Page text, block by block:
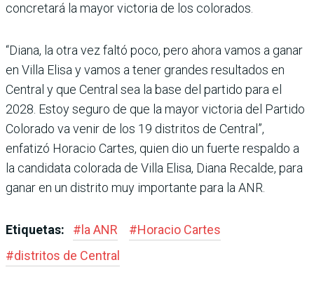
concretará la mayor victoria de los colorados.
“Diana, la otra vez faltó poco, pero ahora vamos a ganar
en Villa Elisa y vamos a tener grandes resultados en
Cen­tral y que Central sea la base del partido para el
2028. Estoy seguro de que la mayor victoria del Partido
Colorado va venir de los 19 distritos de Central”,
enfatizó Horacio Cartes, quien dio un fuerte respaldo a
la can­didata colorada de Villa Elisa, Diana Recalde, para
ganar en un distrito muy importante para la ANR.
Etiquetas: # la ANR #Horacio Cartes
#distritos de Central